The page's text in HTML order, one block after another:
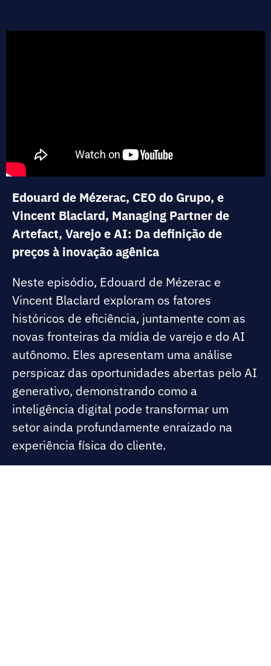
Edouard de Mézerac, CEO do Grupo, e
Vincent Blaclard, Managing Partner de
Artefact, Varejo e AI: Da definição de
preços à inovação agênica
Neste episódio, Edouard de Mézerac e
Vincent Blaclard exploram os fatores
históricos de eficiência, juntamente com as
novas fronteiras da mídia de varejo e do AI
autônomo. Eles apresentam uma análise
perspicaz das oportunidades abertas pelo AI
generativo, demonstrando como a
inteligência digital pode transformar um
setor ainda profundamente enraizado na
experiência física do cliente.